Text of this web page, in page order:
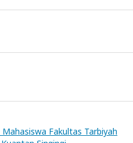
Fakultas Tarbiyah